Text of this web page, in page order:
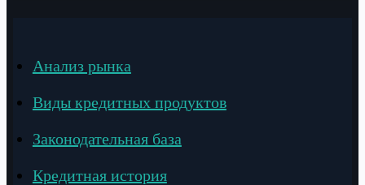
Анализ рынка
Виды кредитных продуктов
Законодательная база
Кредитная история